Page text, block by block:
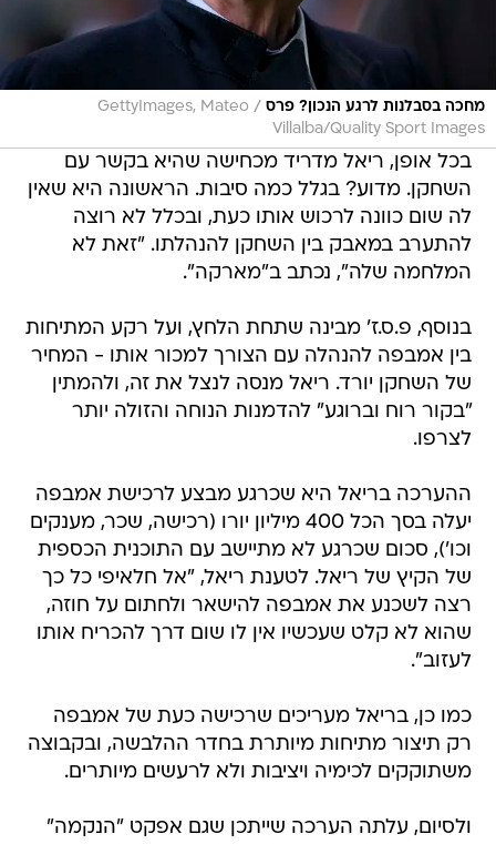
מחכה בסבלנות לרגע הנכון? פרס /
GettyImages, Mateo
Villalba/Quality Sport Images
בכל אופן, ריאל מדריד מכחישה שהיא בקשר עם
השחקן. מדוע? בגלל כמה סיבות. הראשונה היא שאין
לה שום כוונה לרכוש אותו כעת, ובכלל לא רוצה
להתערב במאבק בין השחקן להנהלתו. "זאת לא
המלחמה שלה", נכתב ב"מארקה".
בנוסף, פ.ס.ז' מבינה שתחת הלחץ, ועל רקע המתיחות
בין אמבפה להנהלה עם הצורך למכור אותו - המחיר
של השחקן יורד. ריאל מנסה לנצל את זה, ולהמתין
"בקור רוח וברוגע" להדמנות הנוחה והזולה יותר
לצרפו.
ההערכה בריאל היא שכרגע מבצע לרכישת אמבפה
יעלה בסך הכל 400 מיליון יורו (רכישה, שכר, מענקים
וכו'), סכום שכרגע לא מתיישב עם התוכנית הכספית
של הקיץ של ריאל. לטענת ריאל, "אל חלאיפי כל כך
רצה לשכנע את אמבפה להישאר ולחתום על חוזה,
שהוא לא קלט שעכשיו אין לו שום דרך להכריח אותו
לעזוב".
כמו כן, בריאל מעריכים שרכישה כעת של אמבפה
רק תיצור מתיחות מיותרת בחדר ההלבשה, ובקבוצה
משתוקקים לכימיה ויציבות ולא לרעשים מיותרים.
ולסיום, עלתה הערכה שייתכן שגם אפקט "הנקמה"